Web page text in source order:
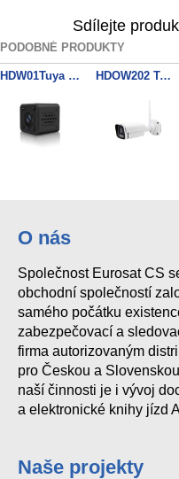
Sdílejte
PODOBNÉ PRODUKTY
HDW01Tuya Micro Camera 2MP WiFi Tuya HDOW202 Tuya Smart Camera 2MP WiFi,Google Alexa
O nás
Společnost Eurosat CS
obchodní společností
samého počátku
zabezpečovací a
firma autorizovaným
pro Českou a
naší činnosti je i vývoj
a elektronické knihy jízd
Naše projekty